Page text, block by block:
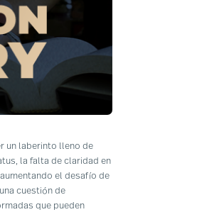
un laberinto lleno de
la falta de claridad en
el desafío de
cuestión de
que pueden